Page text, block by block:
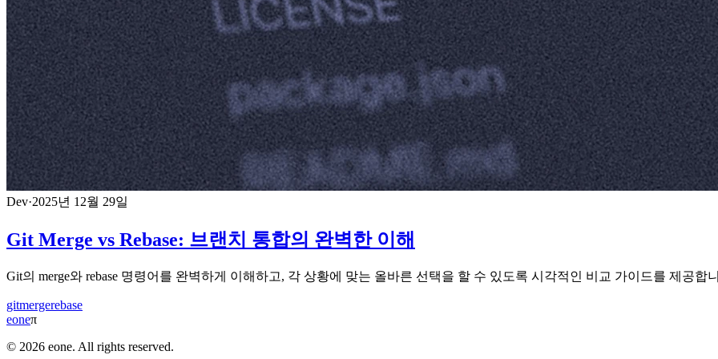
Dev·2025년 12월 29일
Git Merge vs Rebase: 브랜치 통합의 완벽한 이해
Git의 merge와 rebase 명령어를 완벽하게 이해하고, 각 상황에 맞는 올바른 선택을 할 수 있도록 시각적인 비교 가이드를 제공합
gitmergerebase
eoneπ
© 2026 eone. All rights reserved.